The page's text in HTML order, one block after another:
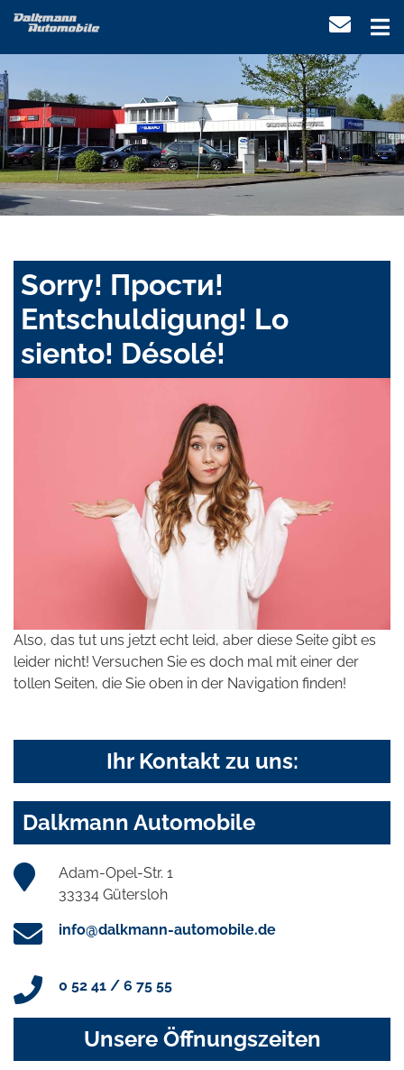
Sorry! Прости!
Entschuldigung! Lo
siento! Désolé!
Also, das tut uns jetzt echt leid, aber diese Seite gibt es
leider nicht! Versuchen Sie es doch mal mit einer der
tollen Seiten, die Sie oben in der Navigation finden!
Ihr Kontakt zu uns:
Dalkmann Automobile
Adam-Opel-Str. 1
33334 Gütersloh
info@dalkmann-automobile.de
0 52 41 / 6 75 55
Unsere Öffnungszeiten